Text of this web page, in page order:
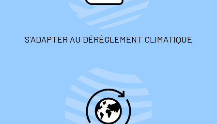
S'ADAPTER AU DÉRÈGLEMENT CLIMATIQUE